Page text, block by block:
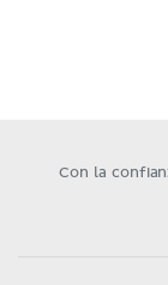
Con la